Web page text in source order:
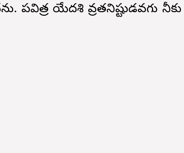
పవిత్ర యేకాదశి వ్రతనిష్టుడవగు నీకు